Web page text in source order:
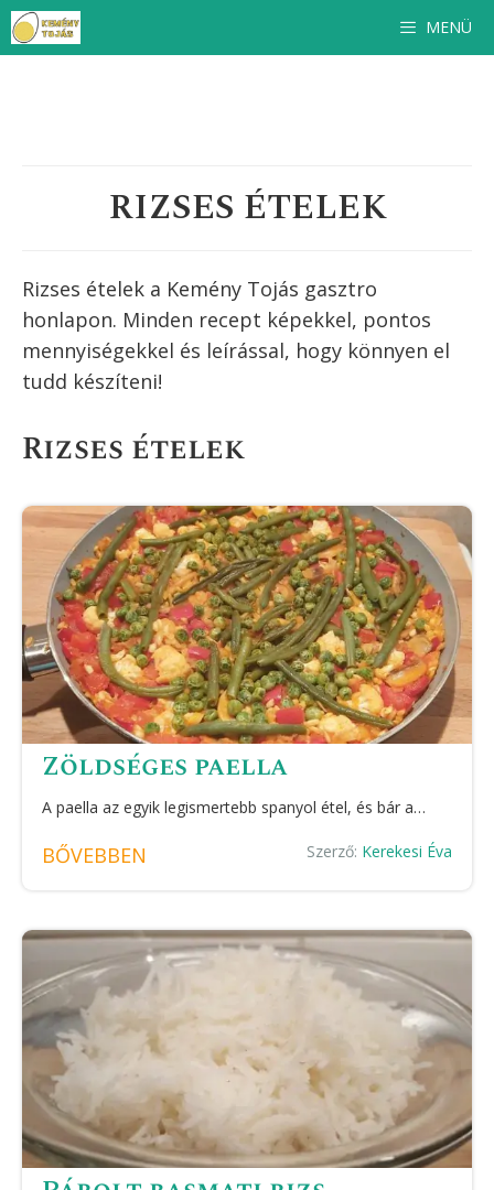
Kilépés
MENÜ
RIZSES ÉTELEK
Rizses ételek a Kemény Tojás gasztro
honlapon. Minden recept képekkel, pontos
mennyiségekkel és leírással, hogy könnyen el
tudd készíteni!
Rizses ételek
Zöldséges paella
A paella az egyik legismertebb spanyol étel, és bár a…
BŐVEBBEN Szerző: Kerekesi Éva